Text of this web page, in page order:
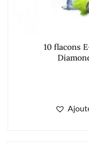
10 flacons